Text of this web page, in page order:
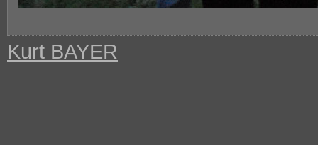
Kurt BAYER